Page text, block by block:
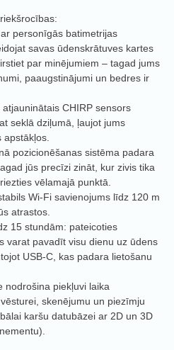
personīgās batimetrijas
savas ūdenskrātuves kartes
par minējumiem – tagad jums
paaugstinājumi un bedres ir
CHIRP sensors
seklā dziļumā, ļaujot jums
pozicionēšanas sistēma padara
jūs precīzi zināt, kur zivis tika
vēlamajā punktā.
Wi-Fi savienojums līdz 120 m
atrastos.
15 stundām: pateicoties
varat pavadīt visu dienu uz ūdens
USB-C, kas padara lietošanu
nodrošina piekļuvi laika
skenējumu un piezīmju
karšu datubāzei ar 2D un 3D